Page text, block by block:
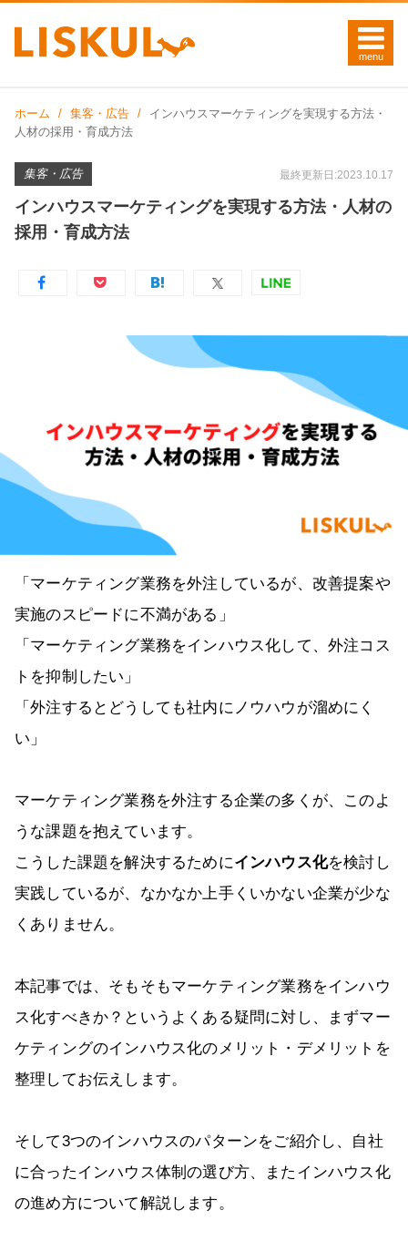
ホーム 集客・広告
インハウスマーケティングを実現する方法・
人材の採用・育成方法
集客・広告 最終更新日:2023.10.17
インハウスマーケティングを実現する方法・人材の
採用・育成方法
「マーケティング業務を外注しているが、改善提案や
実施のスピードに不満がある」
「マーケティング業務をインハウス化して、外注コス
トを抑制したい」
「外注するとどうしても社内にノウハウが溜めにく
い」
マーケティング業務を外注する企業の多くが、このよ
うな課題を抱えています。
こうした課題を解決するためにインハウス化を検討し
実践しているが、なかなか上手くいかない企業が少な
くありません。
本記事では、そもそもマーケティング業務をインハウ
ス化すべきか？というよくある疑問に対し、まずマー
ケティングのインハウス化のメリット・デメリットを
整理してお伝えします。
そして3つのインハウスのパターンをご紹介し、自社
に合ったインハウス体制の選び方、またインハウス化
の進め方について解説します。